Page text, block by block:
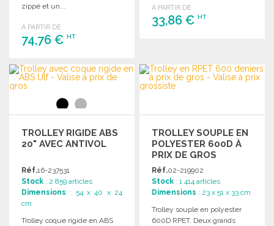
zippé et un...
A PARTIR DE
74,76 € HT
COMMANDER
Demander un devis
A PARTIR DE
33,86 €HT
Demander un devis
TROLLEY RIGIDE ABS
20" AVEC ANTIVOL
Réf.16-237531
Stock : 2 859 articles
Dimensions : 54 x 40 x 24
cm
Trolley coque rigide en ABS
TROLLEY SOUPLE EN
POLYESTER 600D À
PRIX DE GROS
Réf.02-219902
Stock : 1 414 articles
Dimensions : 23 x 51 x 33 cm
Trolley souple en polyester
600D RPET. Deux grands